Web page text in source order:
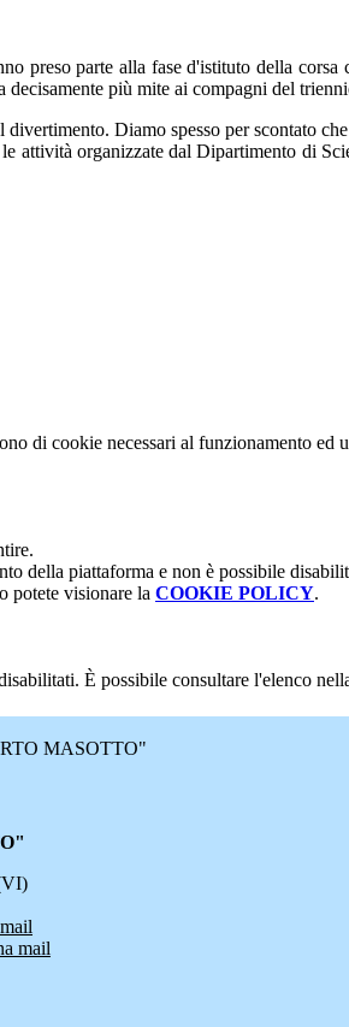
preso parte alla fase d'istituto della
più mite ai compagni del
Diamo spesso per scontato
attività organizzate dal Dipartimento di
di cookie necessari al funzionamento ed
della piattaforma e non è possibile
potete visionare la COOKIE POLICY.
È possibile consultare l'elenco
MASOTTO"
mail